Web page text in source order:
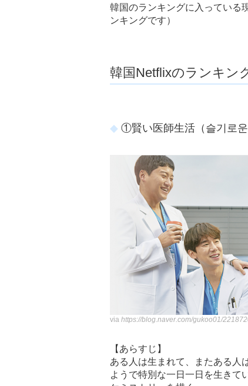
韓国のランキングに入っている
ンキングです）
韓国Netflixのランキン
①賢い医師生活（슬기로운
via https://blog.naver.com/gukoo01/
【あらすじ】
ある人は生まれて、またある人
ようで特別な一日一日を生きて